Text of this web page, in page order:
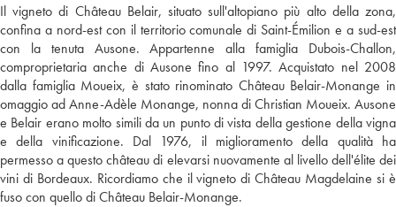
Il vigneto di Château Belair, situato sull'altopiano più alto della zona,
confina a nord-est con il territorio comunale di Saint-Émilion e a sud-est
con la tenuta Ausone. Appartenne alla famiglia Dubois-Challon,
comproprietaria anche di Ausone fino al 1997. Acquistato nel 2008
dalla famiglia Moueix, è stato rinominato Château Belair-Monange in
omaggio ad Anne-Adèle Monange, nonna di Christian Moueix. Ausone
e Belair erano molto simili da un punto di vista della gestione della vigna
e della vinificazione. Dal 1976, il miglioramento della qualità ha
permesso a questo château di elevarsi nuovamente al livello dell'élite dei
vini di Bordeaux. Ricordiamo che il vigneto di Château Magdelaine si è
fuso con quello di Château Belair-Monange.